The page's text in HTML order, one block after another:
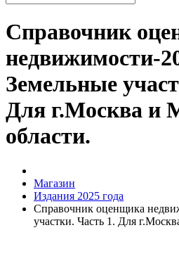
Справочник
недвижимости-
Земельные
Для г.Москва и
области.
Магазин
Издания 2025 года
Справочник оценщика
участки. Часть 1. Для